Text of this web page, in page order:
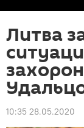
Литва
10:35 28.05.2020